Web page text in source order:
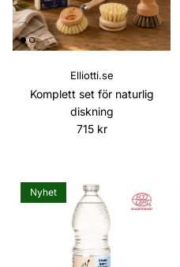
Elliotti.se
Komplett set för naturlig
diskning
Ordinarie pris
715 kr
Nyhet